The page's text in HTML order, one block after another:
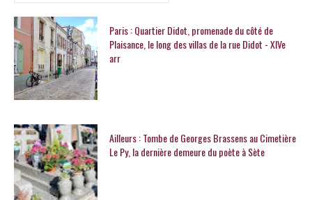
Paris : Quartier Didot, promenade du côté de
Plaisance, le long des villas de la rue Didot - XIVe
arr
Ailleurs : Tombe de Georges Brassens au Cimetière
Le Py, la dernière demeure du poète à Sète